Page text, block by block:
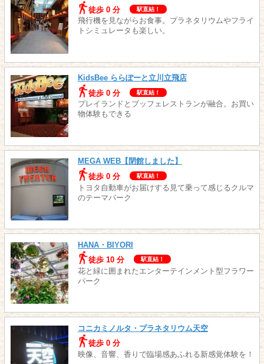
徒歩 0 分
駅直結！
飛行機を見ながらお食事。プラネタリウムやフライ
トシミュレータも楽しい。
KidsBee ららぽーと立川立飛店
徒歩 0 分
駅直結！
プレイランドとブッフェレストランが融合。お買い
物体験もできる
MEGA WEB【閉館しました】
徒歩 0 分
駅直結！
トヨタ自動車がお届けする見て乗って感じるクルマ
のテーマパーク
HANA・BIYORI
徒歩 10 分
駅直結！
花と緑に囲まれたエンターテインメント型フラワー
パーク
コニカミノルタ・プラネタリウム天空
徒歩 0 分
映像、音響、香りで臨場感あふれる新感覚体験を！